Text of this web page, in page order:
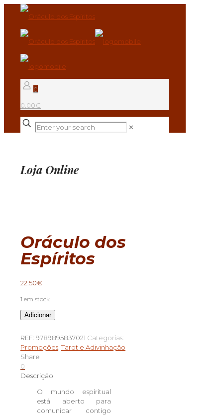
0
0.00€
✕
Loja Online
Oráculo dos
Espíritos
22.50€
1 em stock
Quantidade
de
dos
Espíritos
Adicionar
REF: 9789895837021 Categorias:
Promoções ,Tarot e Adivinhação
Share
0
Descrição
O mundo espiritual
está aberto para
comunicar contigo